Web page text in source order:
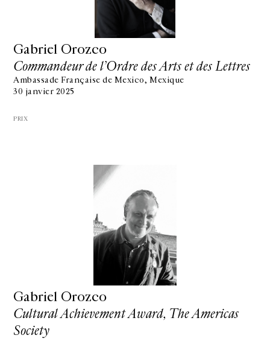
Gabriel Orozco
Commandeur de l’Ordre des Arts et des Lettres
Ambassade Française de Mexico, Mexique
30 janvier 2025
PRIX
Gabriel Orozco
Cultural Achievement Award, The Americas
Society
GALERIE CHANTAL CROUSEL
10 RUE CHARLOT, 75003 PARIS